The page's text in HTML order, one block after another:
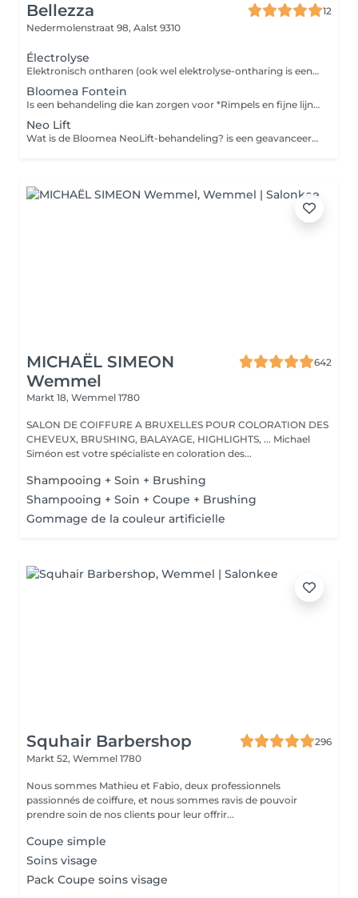
Bellezza
12
Nedermolenstraat 98, Aalst 9310
Électrolyse
Elektronisch ontharen (ook wel elektrolyse-ontharing is een methode om ongewenste haren permanent te verwijderen door elektrische stroom rechtstreeks naar de haarwortel te sturen.
Bloomea Fontein
Is een behandeling die kan zorgen voor *Rimpels en fijne lijntjes *Acné littekens en andere littekens *Open poriën *Striemen *Pigmentvlekken Wordt toegepast op gelaat als lichaam
Neo Lift
Wat is de Bloomea NeoLift-behandeling? is een geavanceerde, niet-invasieve anti-aging behandelin De behandeling is ontworpen om huidveroudering te voorkomen én verbeteren vanaf ± 25 jaar, in zones zoals gezicht, hals, decolleté en schouders. 100 % natuurlijk Stimuleert: collageen- en elastine-aanmaak versteviging van huid en spieren verfijning van gezichtscontouren vermindering van rimpels, fijne lijntjes stralende teint en minder vochtretentie
MICHAËL SIMEON
Wemmel
642
Markt 18, Wemmel 1780
SALON DE COIFFURE A BRUXELLES POUR COLORATION DES
CHEVEUX, BRUSHING, BALAYAGE, HIGHLIGHTS, ... Michael
Siméon est votre spécialiste en coloration des...
Shampooing + Soin + Brushing
Shampooing + Soin + Coupe + Brushing
Gommage de la couleur artificielle
Squhair Barbershop
296
Markt 52, Wemmel 1780
Nous sommes Mathieu et Fabio, deux professionnels
passionnés de coiffure, et nous sommes ravis de pouvoir
prendre soin de nos clients pour leur offrir...
Coupe simple
Soins visage
Pack Coupe soins visage